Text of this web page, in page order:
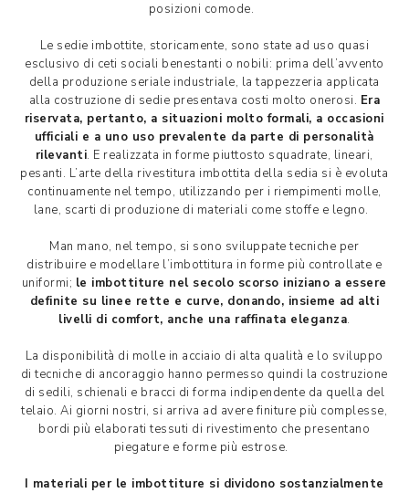
posizioni comode.
Le sedie imbottite, storicamente, sono state ad uso quasi
esclusivo di ceti sociali benestanti o nobili: prima dell’avvento
della produzione seriale industriale, la tappezzeria applicata
alla costruzione di sedie presentava costi molto onerosi. Era
riservata, pertanto, a situazioni molto formali, a occasioni
ufficiali e a uno uso prevalente da parte di personalità
rilevanti. E realizzata in forme piuttosto squadrate, lineari,
pesanti. L’arte della rivestitura imbottita della sedia si è evoluta
continuamente nel tempo, utilizzando per i riempimenti molle,
lane, scarti di produzione di materiali come stoffe e legno.
Man mano, nel tempo, si sono sviluppate tecniche per
distribuire e modellare l’imbottitura in forme più controllate e
uniformi; le imbottiture nel secolo scorso iniziano a essere
definite su linee rette e curve, donando, insieme ad alti
livelli di comfort, anche una raffinata eleganza.
La disponibilità di molle in acciaio di alta qualità e lo sviluppo
di tecniche di ancoraggio hanno permesso quindi la costruzione
di sedili, schienali e bracci di forma indipendente da quella del
telaio. Ai giorni nostri, si arriva ad avere finiture più complesse,
bordi più elaborati tessuti di rivestimento che presentano
piegature e forme più estrose.
I materiali per le imbottiture si dividono sostanzialmente